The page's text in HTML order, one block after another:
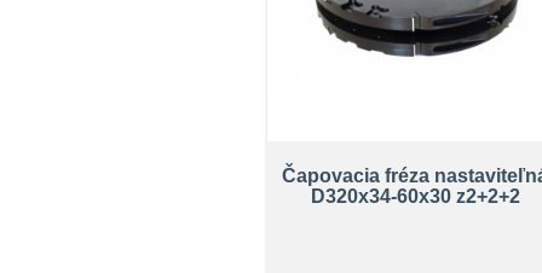
Čapovacia fréza
D320x34-60x30 z2+2+2